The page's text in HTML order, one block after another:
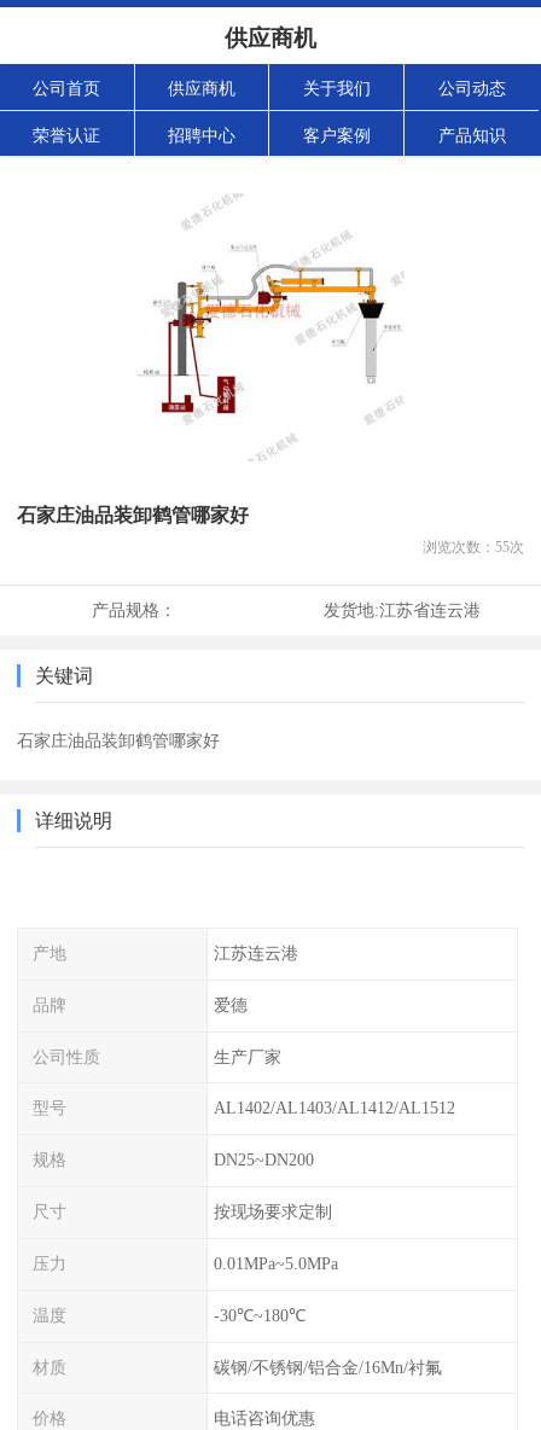
供应商机
公司首页 供应商机 关于我们 公司动态
荣誉认证 招聘中心 客户案例 产品知识
石家庄油品装卸鹤管哪家好
浏览次数： 55次
产品规格： 发货地:江苏省连云港
关键词
石家庄油品装卸鹤管哪家好
详细说明
产地 江苏连云港
品牌 爱德
公司性质 生产厂家
型号 AL1402/AL1403/AL1412/AL1512
规格 DN25~DN200
尺寸 按现场要求定制
压力 0.01MPa~5.0MPa
温度 -30℃~180℃
材质 碳钢/不锈钢/铝合金/16Mn/衬氟
价格 电话咨询优惠